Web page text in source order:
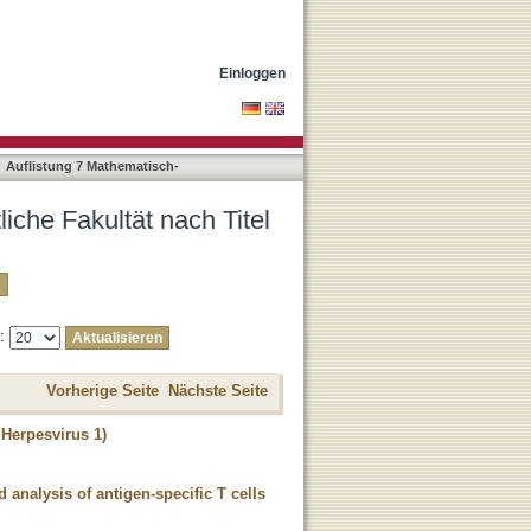
Einloggen
Auflistung 7 Mathematisch-
Fakultät nach Titel
Vorherige Seite Nächste Seite
1)
analysis of antigen-specific T cells